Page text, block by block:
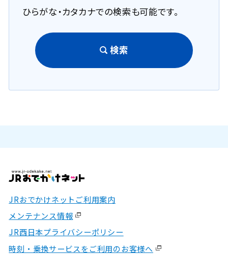
ひらがな・カタカナでの検索も可能です。
検索
JRおでかけネットご利用案内
メンテナンス情報
JR西日本プライバシーポリシー
時刻・乗換サービスをご利用のお客様へ